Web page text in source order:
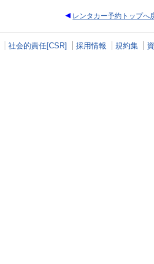
レンタカー予約トップへ
社会的責任[CSR] 採用情報 規約集